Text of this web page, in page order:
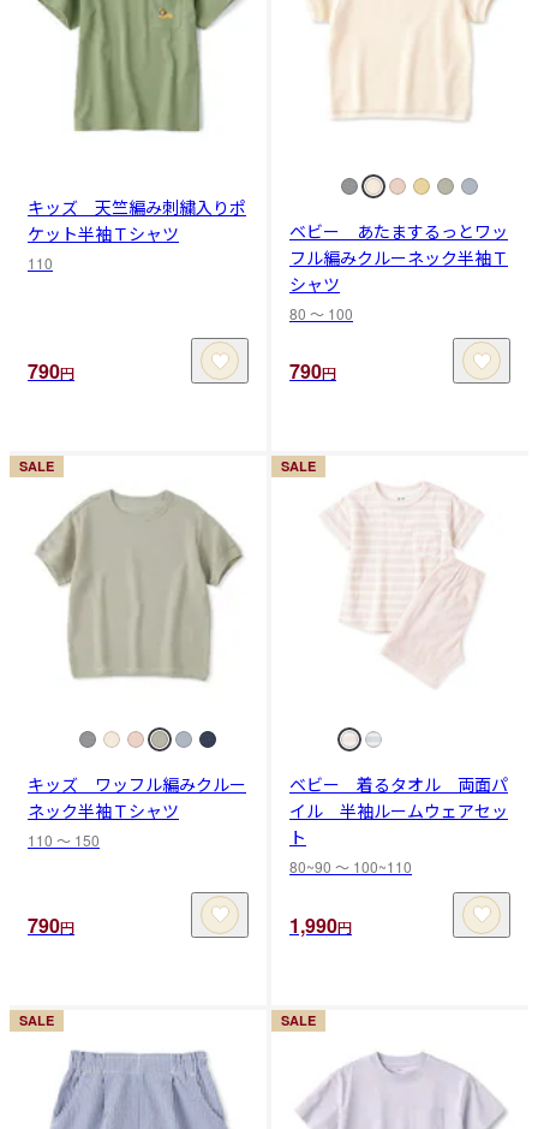
キッズ 天竺編み刺繍入りポ
ケット半袖Ｔシャツ
110
790円
ベビー あたまするっとワッ
フル編みクルーネック半袖Ｔ
シャツ
80 〜 100
790円
SALE
キッズ ワッフル編みクルー
ネック半袖Ｔシャツ
110 〜 150
790円
SALE
ベビー 着るタオル 両面パ
イル 半袖ルームウェアセッ
ト
80~90 〜 100~110
1,990円
SALE SALE